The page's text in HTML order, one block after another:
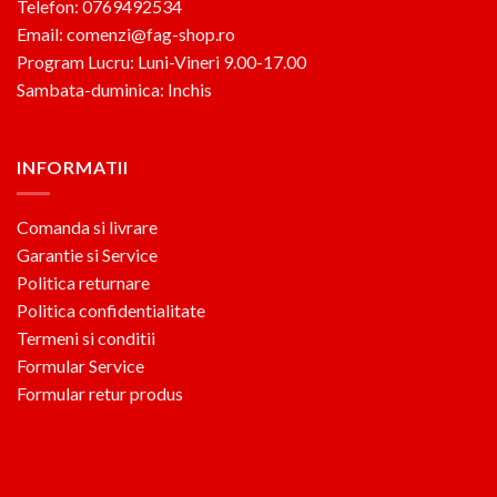
Telefon: 0769492534
Email: comenzi@fag-shop.ro
Program Lucru: Luni-Vineri 9.00-17.00
Sambata-duminica: Inchis
INFORMATII
Comanda si livrare
Garantie si Service
Politica returnare
Politica confidentialitate
Termeni si conditii
Formular Service
Formular retur produs